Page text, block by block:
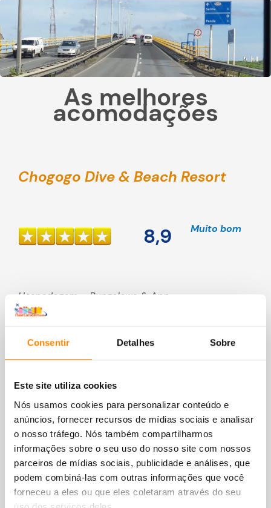
Consentir Detalhes Sobre
Este site utiliza cookies
Nós usamos cookies para personalizar conteúdo e
anúncios, fornecer recursos de mídias sociais e analisar
o nosso tráfego. Nós também compartilharmos
informações sobre o seu uso do nosso site com nossos
parceiros de mídias sociais, publicidade e análises, que
podem combiná-las com outras informações que você
forneceu a eles ou que eles coletaram através do seu
As melhores
acomodações
Chogogo Dive & Beach Resort
8,9 Muito bom
Hospedagem – Bungalows & App.